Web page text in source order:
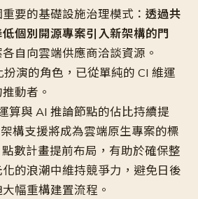
要的基礎設施治理模式： 透過共
個別開源專案引入新架構的門
自向雲端供應商洽談資源。
演的角色，已從單純的 CI 維運
動者。
算與 AI 推論節點的佔比持續提
構支援將成為雲端原生專案的標
數計畫提前布局，有助於確保整
的浪潮中維持競爭力，避免日後
幅重構建置流程。